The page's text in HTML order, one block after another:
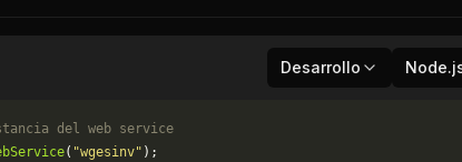
Desarrollo
del web service
( "wgesinv" );